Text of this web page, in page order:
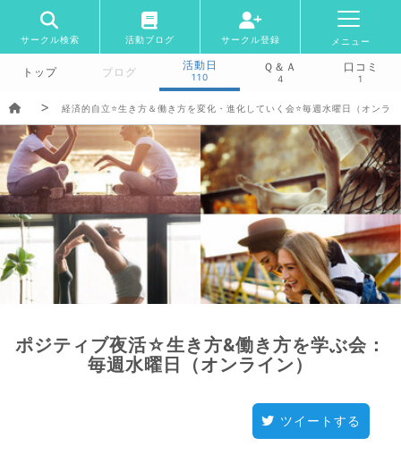
サークル検索 活動ブログ サークル登録 メニュー
トップ ブログ
活動日
110
Ｑ＆Ａ
4
口コミ
1
経済的自立⭐️生き方＆働き方を変化・進化していく会⭐️毎週水曜日（オンラ
ポジティブ夜活☆生き方&働き方を学ぶ会：
毎週水曜日（オンライン）
ツイートする